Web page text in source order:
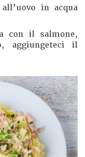
in acqua
con il salmone,
aggiungeteci il